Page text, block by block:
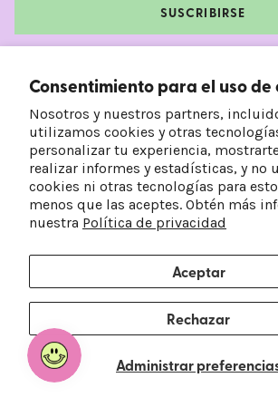
Consentimiento para el uso de
Nosotros y nuestros partners,
utilizamos cookies y otras
personalizar tu experiencia,
realizar informes y estadísticas, y no
cookies ni otras tecnologías para
menos que las aceptes. Obtén más
nuestra Política de privacidad
Administrar
Aceptar
Rechazar
SUSCRIBIRSE
Facebook
Instagram
TikTokPinterest
País/Región
Estados Unidos (USD $)
Idioma
© 2026Frankie's on the Park